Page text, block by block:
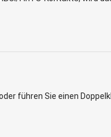
führen Sie einen